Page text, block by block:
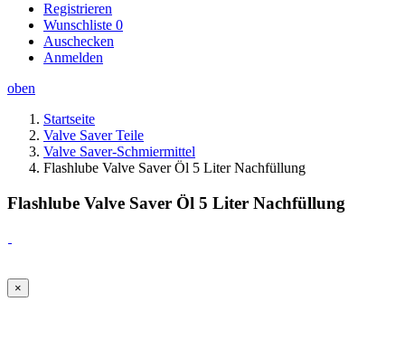
Registrieren
Wunschliste 0
Auschecken
Anmelden
oben
Startseite
Valve Saver Teile
Valve Saver-Schmiermittel
Flashlube Valve Saver Öl 5 Liter Nachfüllung
Flashlube Valve Saver Öl 5 Liter Nachfüllung
×